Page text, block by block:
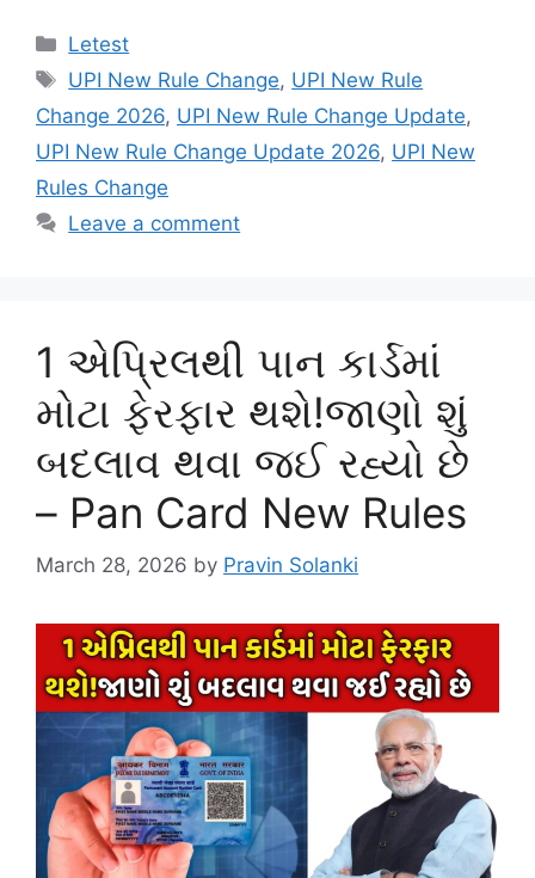
Categories
Letest
Tags
UPI New Rule Change, UPI New Rule
Change 2026, UPI New Rule Change Update,
UPI New Rule Change Update 2026, UPI New
Rules Change
Leave a comment
1 એપ્રિલથી પાન કાર્ડમાં
મોટા ફેરફાર થશે!જાણો શું
બદલાવ થવા જઈ રહ્યો છે
– Pan Card New Rules
March 28, 2026 by Pravin Solanki